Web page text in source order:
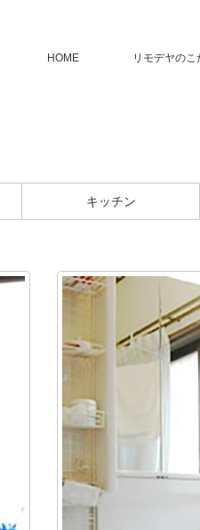
HOME リモデヤのこ
キッチン